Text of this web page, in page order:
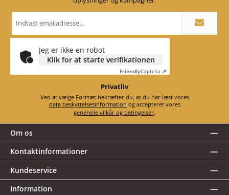
Email
adresse
Jeg er ikke en robot
Klik for at starte verifikationen
FriendlyCaptcha ⇗
Privatliv
Ved at vælge Fortsæt bekræfter du, at du har læst vores
data beskyttelsesinformation
og accepteret vores
generelle vilkår og betingelser.
Om os
Kontaktinformationer
Kundeservice
Information